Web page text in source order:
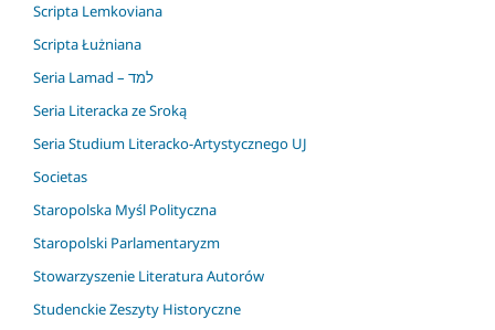
Scripta Lemkoviana
Scripta Łużniana
Seria Lamad – למד
Seria Literacka ze Sroką
Seria Studium Literacko-Artystycznego UJ
Societas
Staropolska Myśl Polityczna
Staropolski Parlamentaryzm
Stowarzyszenie Literatura Autorów
Studenckie Zeszyty Historyczne